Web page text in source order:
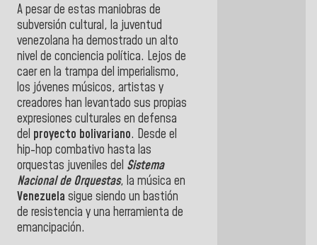
A pesar de estas maniobras de
subversión cultural, la juventud
venezolana ha demostrado un alto
nivel de conciencia política. Lejos de
caer en la trampa del imperialismo,
los jóvenes músicos, artistas y
creadores han levantado sus propias
expresiones culturales en defensa
del proyecto bolivariano. Desde el
hip-hop combativo hasta las
orquestas juveniles del Sistema
Nacional de Orquestas, la música en
Venezuela sigue siendo un bastión
de resistencia y una herramienta de
emancipación.